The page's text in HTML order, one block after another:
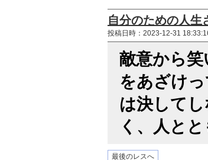
自分のための人生
投稿日時：2023-12-31
敵意から
をあざけ
は決して
く、人とと
最後のレスへ